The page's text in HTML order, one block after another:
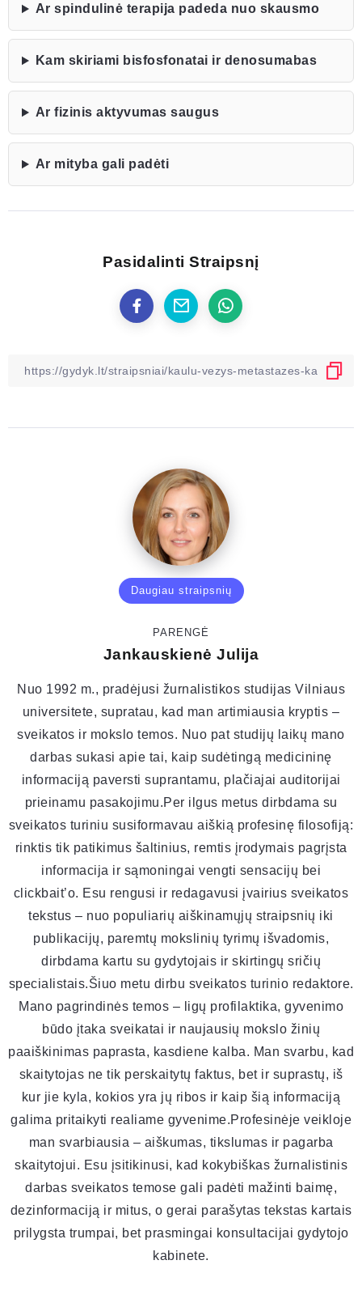
Ar spindulinė terapija padeda nuo skausmo
Kam skiriami bisfosfonatai ir denosumabas
Ar fizinis aktyvumas saugus
Ar mityba gali padėti
Pasidalinti Straipsnį
Daugiau straipsnių
PARENGĖ
Jankauskienė Julija
Nuo 1992 m., pradėjusi žurnalistikos studijas Vilniaus
universitete, supratau, kad man artimiausia kryptis –
sveikatos ir mokslo temos. Nuo pat studijų laikų mano
darbas sukasi apie tai, kaip sudėtingą medicininę
informaciją paversti suprantamu, plačiajai auditorijai
prieinamu pasakojimu.Per ilgus metus dirbdama su
sveikatos turiniu susiformavau aiškią profesinę filosofiją:
rinktis tik patikimus šaltinius, remtis įrodymais pagrįsta
informacija ir sąmoningai vengti sensacijų bei
clickbait’o. Esu rengusi ir redagavusi įvairius sveikatos
tekstus – nuo populiarių aiškinamųjų straipsnių iki
publikacijų, paremtų mokslinių tyrimų išvadomis,
dirbdama kartu su gydytojais ir skirtingų sričių
specialistais.Šiuo metu dirbu sveikatos turinio redaktore.
Mano pagrindinės temos – ligų profilaktika, gyvenimo
būdo įtaka sveikatai ir naujausių mokslo žinių
paaiškinimas paprasta, kasdiene kalba. Man svarbu, kad
skaitytojas ne tik perskaitytų faktus, bet ir suprastų, iš
kur jie kyla, kokios yra jų ribos ir kaip šią informaciją
galima pritaikyti realiame gyvenime.Profesinėje veikloje
man svarbiausia – aiškumas, tikslumas ir pagarba
skaitytojui. Esu įsitikinusi, kad kokybiškas žurnalistinis
darbas sveikatos temose gali padėti mažinti baimę,
dezinformaciją ir mitus, o gerai parašytas tekstas kartais
prilygsta trumpai, bet prasmingai konsultacijai gydytojo
kabinete.